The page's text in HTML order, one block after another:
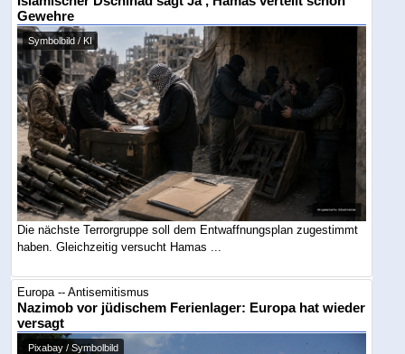
Gewehre
Symbolbild / KI
Die nächste Terrorgruppe soll dem Entwaffnungsplan zugestimmt
haben. Gleichzeitig versucht Hamas ...
Europa -- Antisemitismus
Nazimob vor jüdischem Ferienlager: Europa hat wieder
versagt
Pixabay / Symbolbild